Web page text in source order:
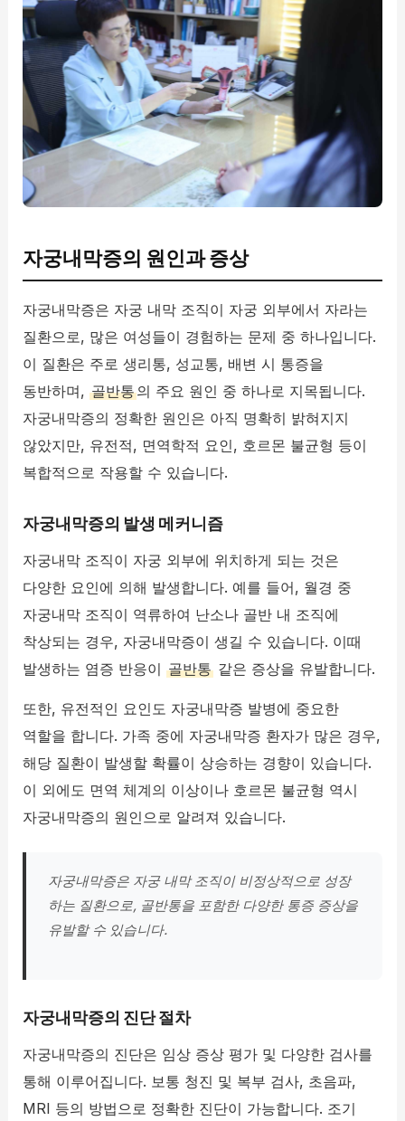
자궁내막증의 원인과 증상
자궁내막증은 자궁 내막 조직이 자궁 외부에서 자라는
질환으로, 많은 여성들이 경험하는 문제 중 하나입니다.
이 질환은 주로 생리통, 성교통, 배변 시 통증을
동반하며,골반통의 주요 원인 중 하나로 지목됩니다.
자궁내막증의 정확한 원인은 아직 명확히 밝혀지지
않았지만, 유전적, 면역학적 요인, 호르몬 불균형 등이
복합적으로 작용할 수 있습니다.
자궁내막증의 발생 메커니즘
자궁내막 조직이 자궁 외부에 위치하게 되는 것은
다양한 요인에 의해 발생합니다. 예를 들어, 월경 중
자궁내막 조직이 역류하여 난소나 골반 내 조직에
착상되는 경우, 자궁내막증이 생길 수 있습니다. 이때
발생하는 염증 반응이골반통 같은 증상을 유발합니다.
또한, 유전적인 요인도 자궁내막증 발병에 중요한
역할을 합니다. 가족 중에 자궁내막증 환자가 많은 경우,
해당 질환이 발생할 확률이 상승하는 경향이 있습니다.
이 외에도 면역 체계의 이상이나 호르몬 불균형 역시
자궁내막증의 원인으로 알려져 있습니다.
자궁내막증은 자궁 내막 조직이 비정상적으로 성장
하는 질환으로, 골반통을 포함한 다양한 통증 증상을
유발할 수 있습니다.
자궁내막증의 진단 절차
자궁내막증의 진단은 임상 증상 평가 및 다양한 검사를
통해 이루어집니다. 보통 청진 및 복부 검사, 초음파,
MRI 등의 방법으로 정확한 진단이 가능합니다. 조기